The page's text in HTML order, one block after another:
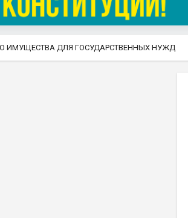
ИМУЩЕСТВА ДЛЯ ГОСУДАРСТВЕННЫХ НУЖД